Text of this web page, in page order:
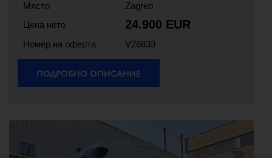
Място
Zagreb
Цена нето
24.900 EUR
Номер на оферта V26833
ПОДРОБНО ОПИСАНИЕ